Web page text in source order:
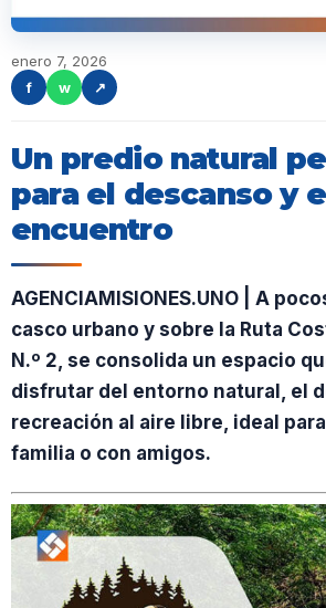
enero 7, 2026
f
w ↗
Un predio natural
para el descanso y
encuentro
AGENCIAMISIONES.UNO | A
casco urbano y sobre la Ruta
N.º 2, se consolida un espacio
disfrutar del entorno natural, el
recreación al aire libre, ideal
familia o con amigos.